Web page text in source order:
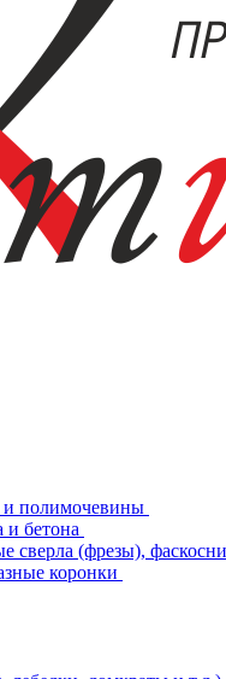
и полимочевины
и бетона
(фрезы),
коронки